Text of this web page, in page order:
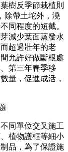
樹反季節栽植則
除帶土坨外，澆
同程度的短截。
減少葉面蒸發水
超過壯年的老
允許好做斷根處
第三年春季移
量，促進成活，
同單位交叉施工
植物護框等細小
品，為了保證施